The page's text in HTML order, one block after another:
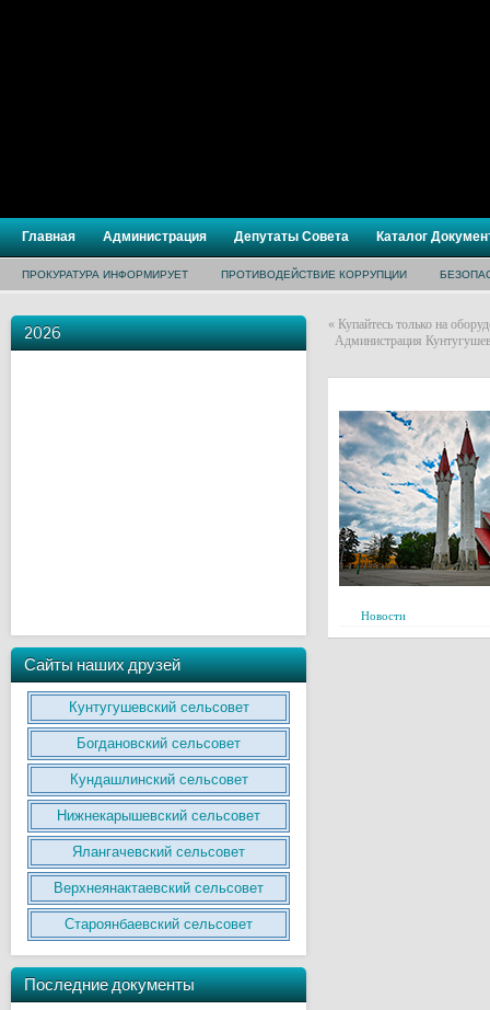
Главная Администрация Депутаты Совета Каталог
ПРОКУРАТУРА ИНФОРМИРУЕТ ПРОТИВОДЕЙСТВИЕ КОРРУПЦИИ
2026
Сайты наших друзей
Кунтугушевский сельсовет
Богдановский сельсовет
Кундашлинский сельсовет
Нижнекарышевский сельсовет
Ялангачевский сельсовет
Верхнеянактаевский сельсовет
Староянбаевский сельсовет
Последние документы
« Купайтесь только на
Администрация
Новости